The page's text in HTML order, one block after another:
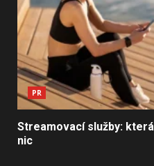
PR
Streamovací služby:
nic